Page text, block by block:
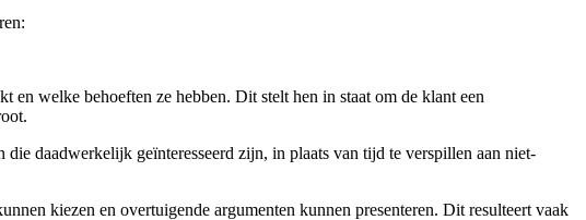
behoeften ze hebben. Dit stelt hen in staat om de klant een
geïnteresseerd zijn, in plaats van tijd te verspillen aan niet-
kiezen en overtuigende argumenten kunnen presenteren. Dit resulteert vaak